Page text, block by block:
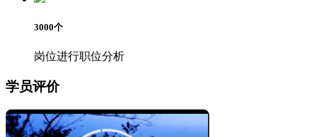
3000个
岗位进行职位分析
学员评价